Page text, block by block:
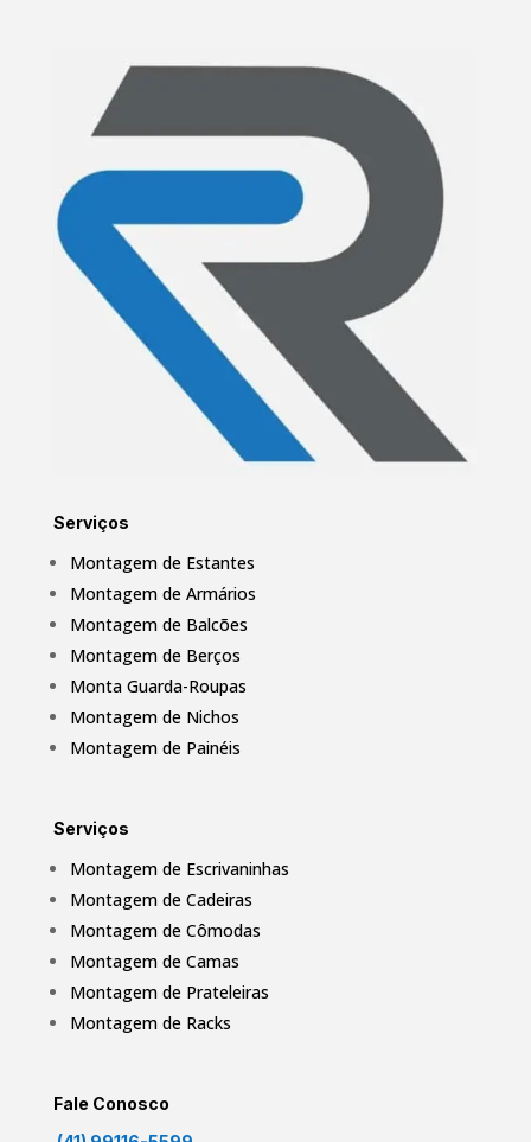
Serviços
Montagem de Estantes
Montagem de Armários
Montagem de Balcões
Montagem de Berços
Monta Guarda-Roupas
Montagem de Nichos
Montagem de Painéis
Serviços
Montagem de Escrivaninhas
Montagem de Cadeiras
Montagem de Cômodas
Montagem de Camas
Montagem de Prateleiras
Montagem de Racks
Fale Conosco